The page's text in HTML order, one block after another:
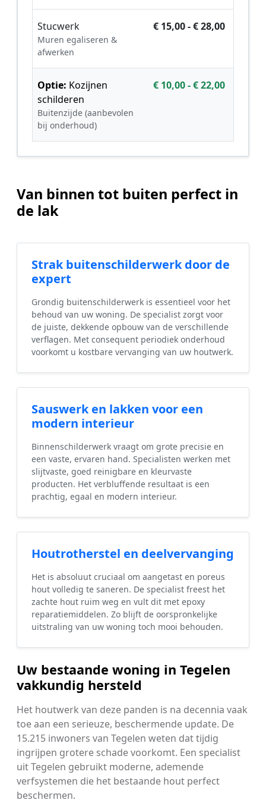
Stucwerk
Muren egaliseren &
afwerken
€ 15,00 - € 28,00
Optie: Kozijnen
schilderen
Buitenzijde (aanbevolen
bij onderhoud)
€ 10,00 - € 22,00
Van binnen tot buiten perfect in
de lak
Strak buitenschilderwerk door de
expert
Grondig buitenschilderwerk is essentieel voor het
behoud van uw woning. De specialist zorgt voor
de juiste, dekkende opbouw van de verschillende
verflagen. Met consequent periodiek onderhoud
voorkomt u kostbare vervanging van uw houtwerk.
Sauswerk en lakken voor een
modern interieur
Binnenschilderwerk vraagt om grote precisie en
een vaste, ervaren hand. Specialisten werken met
slijtvaste, goed reinigbare en kleurvaste
producten. Het verbluffende resultaat is een
prachtig, egaal en modern interieur.
Houtrotherstel en deelvervanging
Het is absoluut cruciaal om aangetast en poreus
hout volledig te saneren. De specialist freest het
zachte hout ruim weg en vult dit met epoxy
reparatiemiddelen. Zo blijft de oorspronkelijke
uitstraling van uw woning toch mooi behouden.
Uw bestaande woning in Tegelen
vakkundig hersteld
Het houtwerk van deze panden is na decennia vaak
toe aan een serieuze, beschermende update. De
15.215 inwoners van Tegelen weten dat tijdig
ingrijpen grotere schade voorkomt. Een specialist
uit Tegelen gebruikt moderne, ademende
verfsystemen die het bestaande hout perfect
beschermen.